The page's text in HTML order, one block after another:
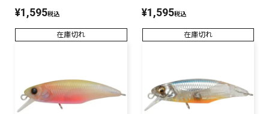
¥1,595税込
在庫切れ
¥1,595税込
在庫切れ